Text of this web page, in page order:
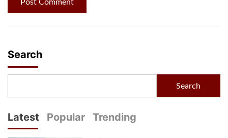
Search
Search
Latest Popular Trending